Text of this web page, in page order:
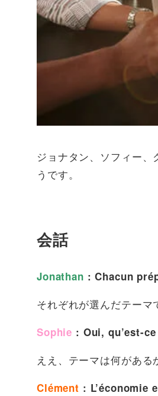
ジョナタン、ソフィー
うです。
会話
Jonathan : Chacun
それぞれが選んだテーマ
Sophie : Oui, qu’est-
ええ、テーマは何があ
Clément : L’économie